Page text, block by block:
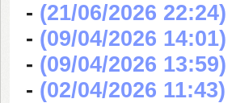
- (21/06/2026 22:24)
- (09/04/2026 14:01)
- (09/04/2026 13:59)
- (02/04/2026 11:43)